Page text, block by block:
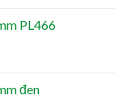
PL466
đen